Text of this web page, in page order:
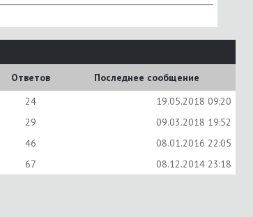
Ответов
Последнее сообщение
24 19.05.2018 09:20
29 09.03.2018 19:52
46 08.01.2016 22:05
67 08.12.2014 23:18